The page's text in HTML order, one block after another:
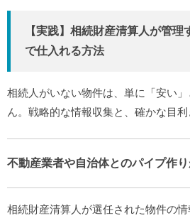
【実践】相続財産清算人が管
で仕入れる方法
相続人がいない物件は、単に「安い
ん。戦略的な情報収集と、確かな目利
不動産業者や自治体とのパイプ作
相続財産清算人が選任された物件の